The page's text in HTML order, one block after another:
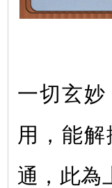
一切玄
用，能
通，此為